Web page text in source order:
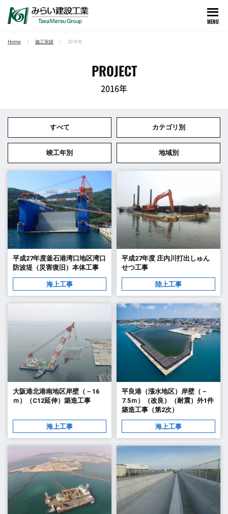
MENU
Home 施工実績 2016年
PROJECT
2016年
すべて カテゴリ別
竣工年別 地域別
平成27年度釜石港湾口地区湾口
防波堤（災害復旧）本体工事
海上工事
平成27年度 庄内川打出しゅん
せつ工事
陸上工事
大阪港北港南地区岸壁（－16
ｍ）（C12延伸）築造工事
海上工事
平良港（漲水地区）岸壁（－
7.5ｍ）（改良）（耐震）外1件
築造工事（第2次）
海上工事